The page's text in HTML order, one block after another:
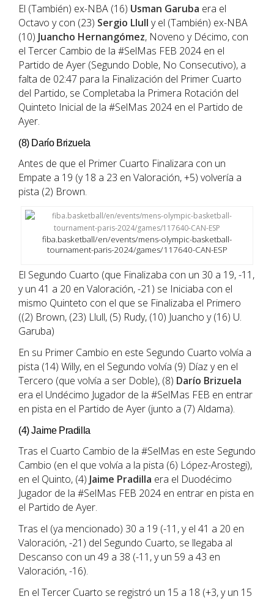
El (También) ex-NBA (16) Usman Garuba era el
Octavo y con (23) Sergio Llull y el (También) ex-NBA
(10) Juancho Hernangómez, Noveno y Décimo, con
el Tercer Cambio de la #SelMas FEB 2024 en el
Partido de Ayer (Segundo Doble, No Consecutivo), a
falta de 02:47 para la Finalización del Primer Cuarto
del Partido, se Completaba la Primera Rotación del
Quinteto Inicial de la #SelMas 2024 en el Partido de
Ayer.
(8) Darío Brizuela
Antes de que el Primer Cuarto Finalizara con un
Empate a 19 (y 18 a 23 en Valoración, +5) volvería a
pista (2) Brown.
fiba.basketball/en/events/mens-olympic-basketball-
tournament-paris-2024/games/117640-CAN-ESP
El Segundo Cuarto (que Finalizaba con un 30 a 19, -11,
y un 41 a 20 en Valoración, -21) se Iniciaba con el
mismo Quinteto con el que se Finalizaba el Primero
((2) Brown, (23) Llull, (5) Rudy, (10) Juancho y (16) U.
Garuba)
En su Primer Cambio en este Segundo Cuarto volvía a
pista (14) Willy, en el Segundo volvía (9) Díaz y en el
Tercero (que volvía a ser Doble), (8) Darío Brizuela
era el Undécimo Jugador de la #SelMas FEB en entrar
en pista en el Partido de Ayer (junto a (7) Aldama).
(4) Jaime Pradilla
Tras el Cuarto Cambio de la #SelMas en este Segundo
Cambio (en el que volvía a la pista (6) López-Arostegi),
en el Quinto, (4) Jaime Pradilla era el Duodécimo
Jugador de la #SelMas FEB 2024 en entrar en pista en
el Partido de Ayer.
Tras el (ya mencionado) 30 a 19 (-11, y el 41 a 20 en
Valoración, -21) del Segundo Cuarto, se llegaba al
Descanso con un 49 a 38 (-11, y un 59 a 43 en
Valoración, -16).
En el Tercer Cuarto se registró un 15 a 18 (+3, y un 15